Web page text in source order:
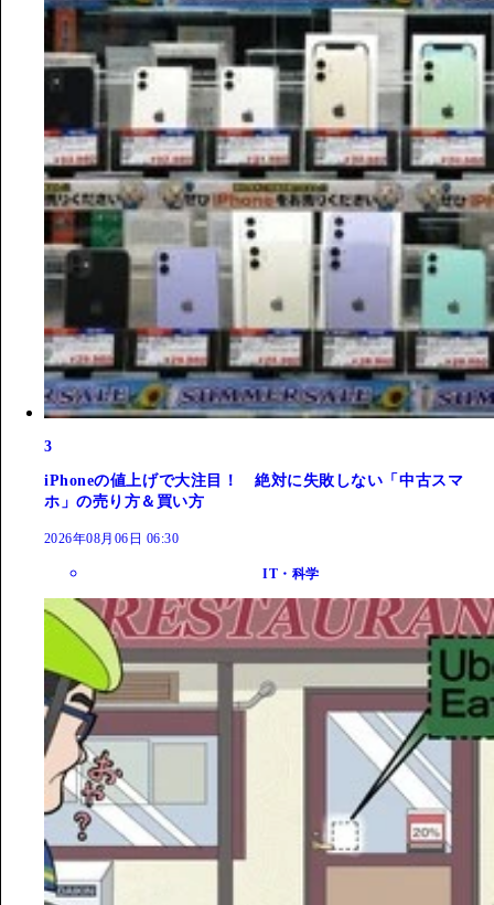
3
iPhoneの値上げで大注目！ 絶対に失敗しない「中古スマ
ホ」の売り方＆買い方
2026年08月06日 06:30
IT・科学